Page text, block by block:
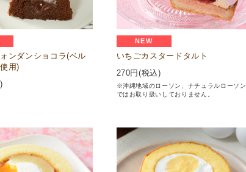
ンダンショコラ(ベル
用)
NEW
いちごカスタードタルト
270円(税込)
※沖縄地域のローソン、ナチュラルローソン
ではお取り扱いしておりません。